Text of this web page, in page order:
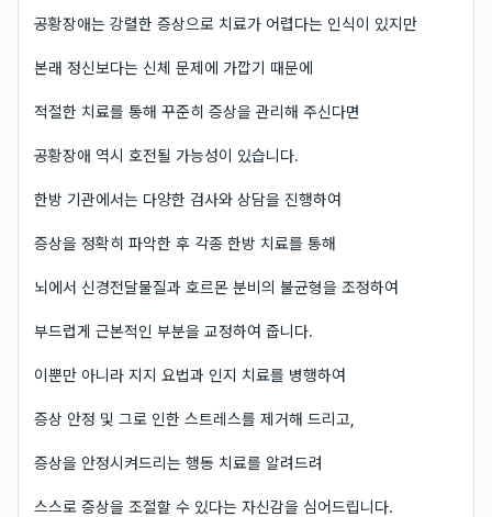
공황장애는 강렬한 증상으로 치료가 어렵다는 인식이 있지만
본래 정신보다는 신체 문제에 가깝기 때문에
적절한 치료를 통해 꾸준히 증상을 관리해 주신다면
공황장애 역시 호전될 가능성이 있습니다.
한방 기관에서는 다양한 검사와 상담을 진행하여
증상을 정확히 파악한 후 각종 한방 치료를 통해
뇌에서 신경전달물질과 호르몬 분비의 불균형을 조정하여
부드럽게 근본적인 부분을 교정하여 줍니다.
이뿐만 아니라 지지 요법과 인지 치료를 병행하여
증상 안정 및 그로 인한 스트레스를 제거해 드리고,
증상을 안정시켜드리는 행동 치료를 알려드려
스스로 증상을 조절할 수 있다는 자신감을 심어드립니다.